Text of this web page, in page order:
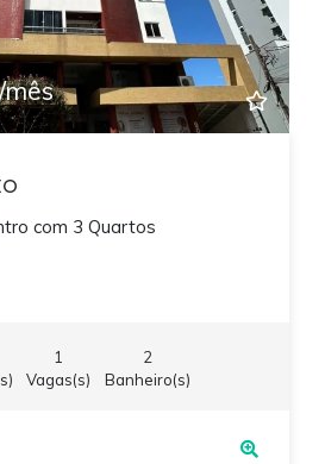
com 3 Quartos
1
Vagas(s)
2
Banheiro(s)